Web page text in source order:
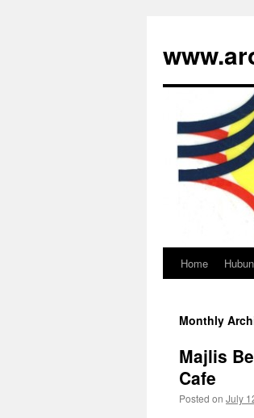
Skip
content
Home
Monthly
Majlis
Cafe
Posted on July